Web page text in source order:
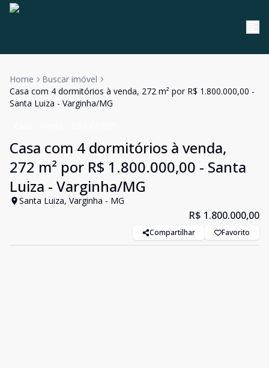
Home
Buscar imóvel
Casa com 4 dormitórios à venda, 272 m² por R$ 1.800.000,00 -
Santa Luiza - Varginha/MG
Casa com 4 dormitórios à venda,
272 m² por R$ 1.800.000,00 - Santa
Luiza - Varginha/MG
Santa Luiza, Varginha - MG
R$ 1.800.000,00
Compartilhar Favorito